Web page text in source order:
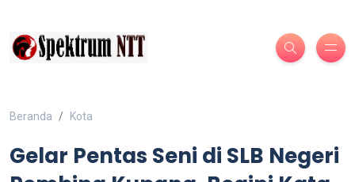
Beranda Kota
Gelar Pentas Seni di SLB Negeri